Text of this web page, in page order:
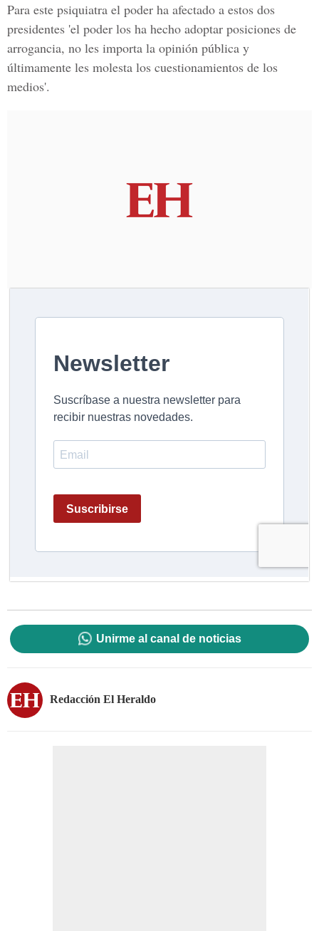
Para este psiquiatra el poder ha afectado a estos dos
presidentes 'el poder los ha hecho adoptar posiciones de
arrogancia, no les importa la opinión pública y
últimamente les molesta los cuestionamientos de los
medios'.
Unirme al canal de noticias
Redacción El Heraldo